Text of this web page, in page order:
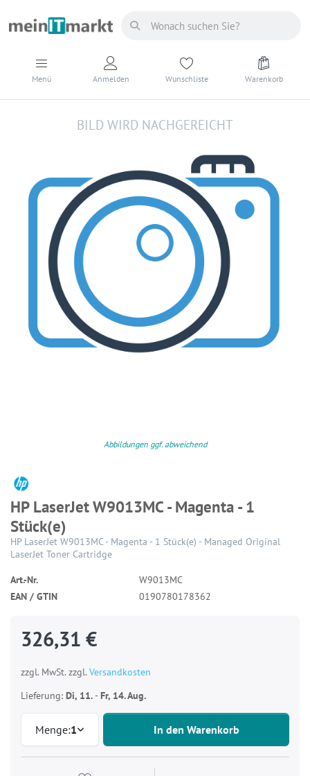
Menü Anmelden Wunschliste Warenkorb
Abbildungen ggf. abweichend
HP LaserJet W9013MC - Magenta - 1
Stück(e)
HP LaserJet W9013MC - Magenta - 1 Stück(e) - Managed Original
LaserJet Toner Cartridge
Art.-Nr.
W9013MC
EAN / GTIN
0190780178362
326,31 €
zzgl. MwSt. zzgl. Versandkosten
Lieferung: Di, 11.-Fr, 14. Aug.
Menge:1 In den Warenkorb